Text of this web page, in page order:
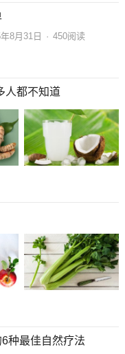
8月31日 · 450阅读
人都不知道
种最佳自然疗法